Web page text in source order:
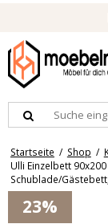
Startseite / Shop /
Ulli Einzelbett
Schublade/
23%